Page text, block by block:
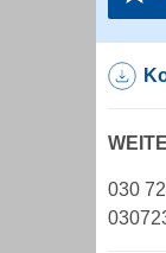
030